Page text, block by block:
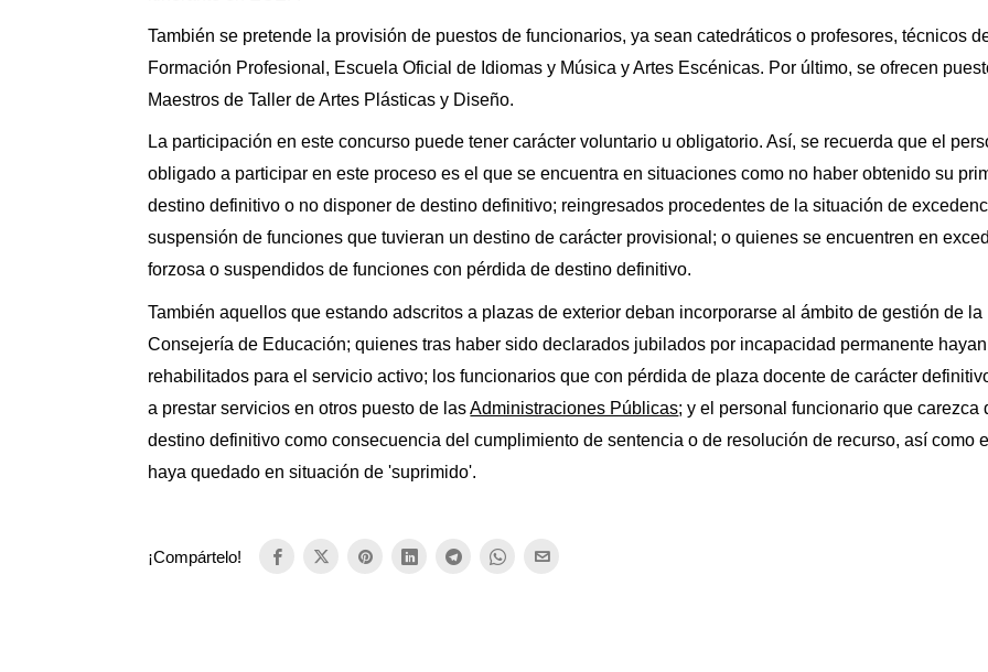
También se pretende la provisión de puestos de funcionarios, ya sean catedráticos o profesores, técnicos
Formación Profesional, Escuela Oficial de Idiomas y Música y Artes Escénicas. Por último, se ofrecen
Maestros de Taller de Artes Plásticas y Diseño.
La participación en este concurso puede tener carácter voluntario u obligatorio. Así, se recuerda que el
obligado a participar en este proceso es el que se encuentra en situaciones como no haber obtenido su
destino definitivo o no disponer de destino definitivo; reingresados procedentes de la situación de
suspensión de funciones que tuvieran un destino de carácter provisional; o quienes se encuentren en
forzosa o suspendidos de funciones con pérdida de destino definitivo.
También aquellos que estando adscritos a plazas de exterior deban incorporarse al ámbito de gestión de la
Consejería de Educación; quienes tras haber sido declarados jubilados por incapacidad permanente
rehabilitados para el servicio activo; los funcionarios que con pérdida de plaza docente de carácter
a prestar servicios en otros puesto de lasAdministraciones Públicas; y el personal funcionario que carezca
destino definitivo como consecuencia del cumplimiento de sentencia o de resolución de recurso, así como
haya quedado en situación de 'suprimido'.
¡Compártelo!